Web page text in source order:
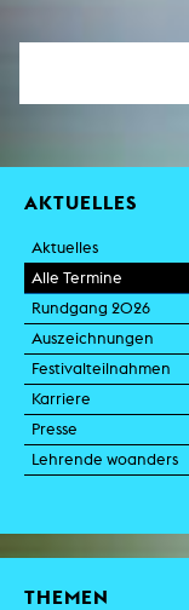
AKTUELLES
Aktuelles
Alle Termine
Rundgang 2026
Auszeichnungen
Festivalteilnahmen
Karriere
Presse
Lehrende woanders
THEMEN